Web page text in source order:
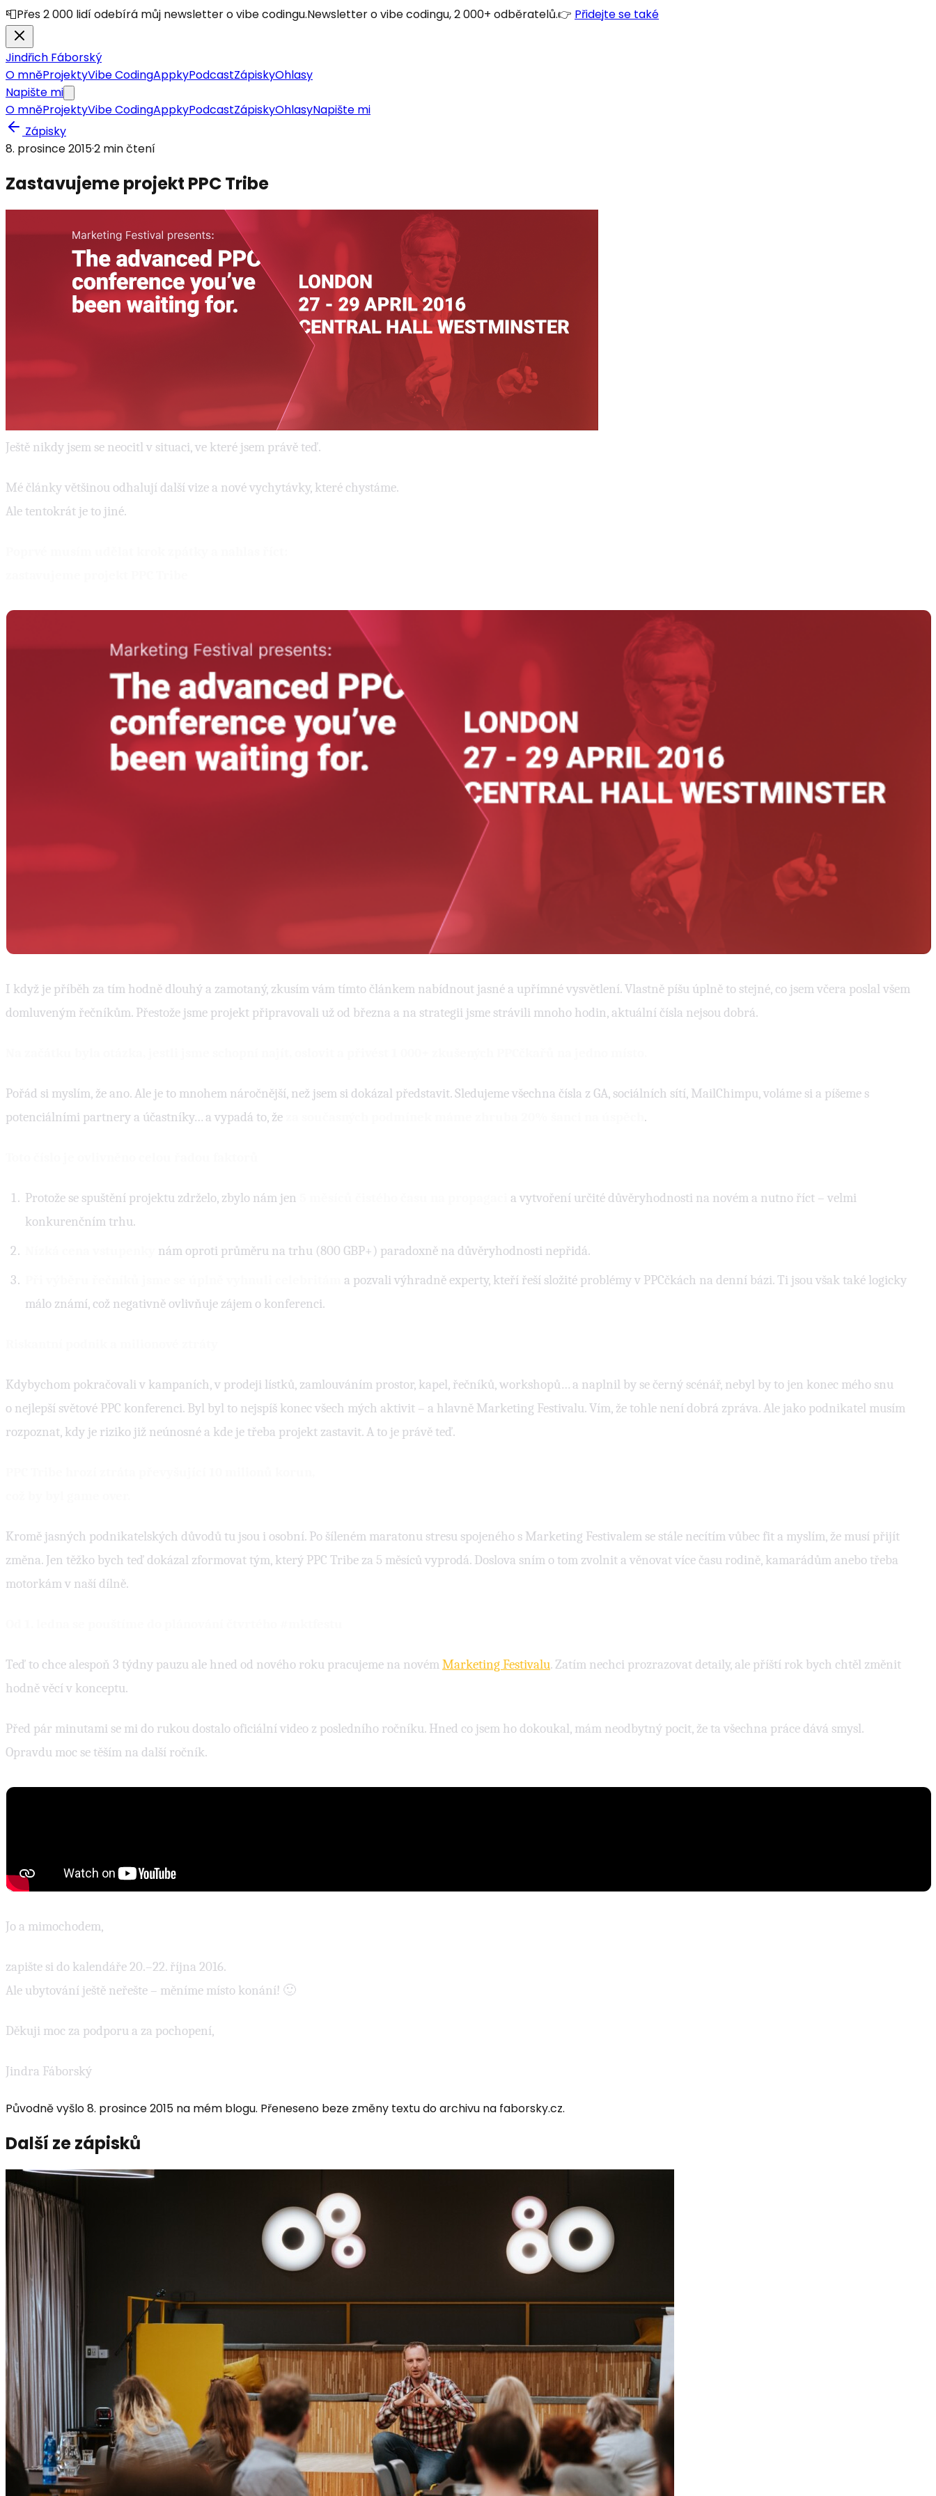
📮Přes 2 000 lidí odebírá můj newsletter o vibe codingu.Newsletter o vibe codingu, 2 000+ odběratelů.👉 Přidejte se také
Jindřich Fáborský
O mněProjektyVibe CodingAppkyPodcastZápiskyOhlasy
Napište mi
O mněProjektyVibe CodingAppkyPodcastZápiskyOhlasyNapište mi
Zápisky
8. prosince 2015·2 min čtení
Zastavujeme projekt PPC Tribe
Ještě nikdy jsem se neocitl v situaci, ve které jsem právě teď.
Mé články většinou odhalují další vize a nové vychytávky, které chystáme.
Ale tentokrát je to jiné.
I když je příběh za tím hodně dlouhý a zamotaný, zkusím vám tímto článkem nabídnout jasné a upřímné vysvětlení. Vlastně píšu úplně to stejné, co jsem včera poslal všem
domluveným řečníkům. Přestože jsme projekt připravovali už od března a na strategii jsme strávili mnoho hodin, aktuální čísla nejsou dobrá.
Pořád si myslím, že ano. Ale je to mnohem náročnější, než jsem si dokázal představit. Sledujeme všechna čísla z GA, sociálních sítí, MailChimpu, voláme si a píšeme s
potenciálními partnery a účastníky… a vypadá to, že
.
Protože se spuštění projektu zdrželo, zbylo nám jen
a vytvoření určité důvěryhodnosti na novém a nutno říct – velmi
konkurenčním trhu.
nám oproti průměru na trhu (800 GBP+) paradoxně na důvěryhodnosti nepřidá.
a pozvali výhradně experty, kteří řeší složité problémy v PPCčkách na denní bázi. Ti jsou však také logicky
málo známí, což negativně ovlivňuje zájem o konferenci.
Kdybychom pokračovali v kampaních, v prodeji lístků, zamlouváním prostor, kapel, řečníků, workshopů… a naplnil by se černý scénář, nebyl by to jen konec mého snu
o nejlepší světové PPC konferenci. Byl byl to nejspíš konec všech mých aktivit – a hlavně Marketing Festivalu. Vím, že tohle není dobrá zpráva. Ale jako podnikatel musím
rozpoznat, kdy je riziko již neúnosné a kde je třeba projekt zastavit. A to je právě teď.
Kromě jasných podnikatelských důvodů tu jsou i osobní. Po šíleném maratonu stresu spojeného s Marketing Festivalem se stále necítím vůbec fit a myslím, že musí přijít
změna. Jen těžko bych teď dokázal zformovat tým, který PPC Tribe za 5 měsíců vyprodá. Doslova sním o tom zvolnit a věnovat více času rodině, kamarádům anebo třeba
motorkám v naší dílně.
Teď to chce alespoň 3 týdny pauzu ale hned od nového roku pracujeme na novémMarketing Festivalu. Zatím nechci prozrazovat detaily, ale příští rok bych chtěl změnit
hodně věcí v konceptu.
Před pár minutami se mi do rukou dostalo oficiální video z posledního ročníku. Hned co jsem ho dokoukal, mám neodbytný pocit, že ta všechna práce dává smysl.
Opravdu moc se těším na další ročník.
Jo a mimochodem,
zapište si do kalendáře 20.–22. října 2016.
Ale ubytování ještě neřešte – měníme místo konání! 🙂
Děkuji moc za podporu a za pochopení,
Jindra Fáborský
Původně vyšlo8. prosince 2015 na mém blogu. Přeneseno beze změny textu do archivu na faborsky.cz.
Další ze zápisků